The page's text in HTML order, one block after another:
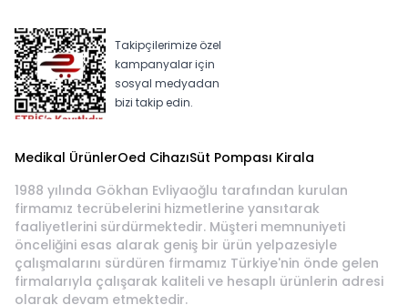
Takipçilerimize özel
kampanyalar için
sosyal medyadan
bizi takip edin.
Medikal ÜrünlerOed CihazıSüt Pompası Kirala
1988 yılında Gökhan Evliyaoğlu tarafından kurulan
firmamız tecrübelerini hizmetlerine yansıtarak
faaliyetlerini sürdürmektedir. Müşteri memnuniyeti
önceliğini esas alarak geniş bir ürün yelpazesiyle
çalışmalarını sürdüren firmamız Türkiye'nin önde gelen
firmalarıyla çalışarak kaliteli ve hesaplı ürünlerin adresi
olarak devam etmektedir.